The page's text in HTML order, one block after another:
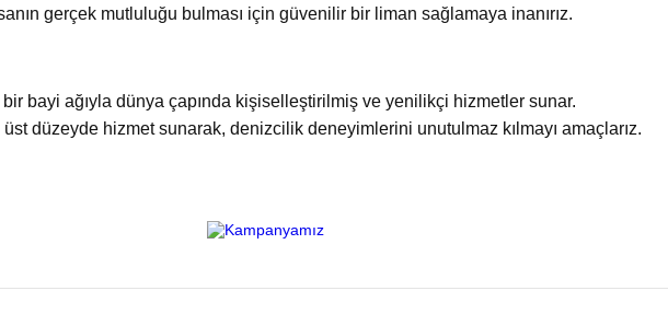
gerçek mutluluğu bulması için güvenilir bir liman sağlamaya inanırız.
bayi ağıyla dünya çapında kişiselleştirilmiş ve yenilikçi hizmetler sunar.
düzeyde hizmet sunarak, denizcilik deneyimlerini unutulmaz kılmayı amaçlarız.